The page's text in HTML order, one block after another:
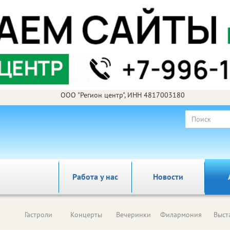
ООО "Регион центр", ИНН 4817003180
Работа у нас Новости
Гастроли Концерты Вечеринки Филармония